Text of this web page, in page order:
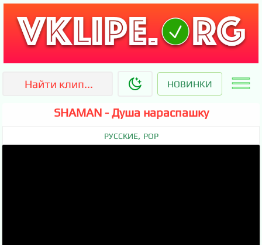
НОВИНКИ
SHAMAN - Душа нараспашку
РУССКИЕ, POP